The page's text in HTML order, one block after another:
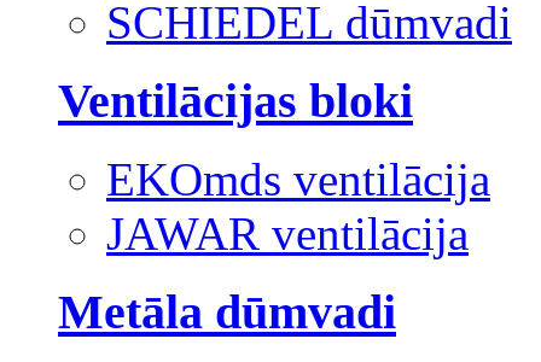
SCHIEDEL dūmvadi
Ventilācijas bloki
EKOmds ventilācija
JAWAR ventilācija
Metāla dūmvadi